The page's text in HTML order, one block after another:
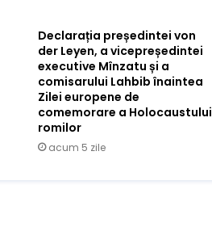
Declarația președintei von
der Leyen, a vicepreședintei
executive Mînzatu și a
comisarului Lahbib înaintea
Zilei europene de
comemorare a Holocaustului
romilor
acum 5 zile